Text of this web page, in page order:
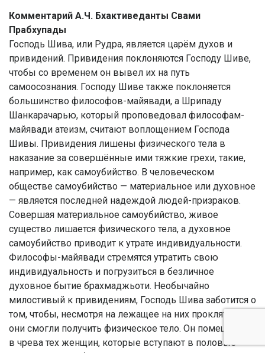
Комментарий А.Ч. Бхактиведанты Свами
Прабхупады
Господь Шива, или Рудра, является царём духов и
привидений. Привидения поклоняются Господу Шиве,
чтобы со временем он вывел их на путь
самоосознания. Господу Шиве также поклоняется
большинство философов-майявади, а Шрипаду
Шанкарачарью, который проповедовал философам-
майявади атеизм, считают воплощением Господа
Шивы. Привидения лишены физического тела в
наказание за совершённые ими тяжкие грехи, такие,
например, как самоубийство. В человеческом
обществе самоубийство — материальное или духовное
— является последней надеждой людей-призраков.
Совершая материальное самоубийство, живое
существо лишается физического тела, а духовное
самоубийство приводит к утрате индивидуальности.
Философы-майявади стремятся утратить свою
индивидуальность и погрузиться в безличное
духовное бытие брахмаджьоти. Необычайно
милостивый к привидениям, Господь Шива заботится о
том, чтобы, несмотря на лежащее на них проклятие,
они смогли получить физическое тело. Он помещает их
в чрева тех женщин, которые вступают в половые